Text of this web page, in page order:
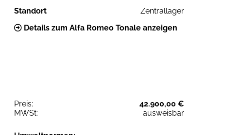
Standort
Zentrallager
Details zum Alfa Romeo Tonale anzeigen
Preis:
42.900,00 €
MWSt:
ausweisbar